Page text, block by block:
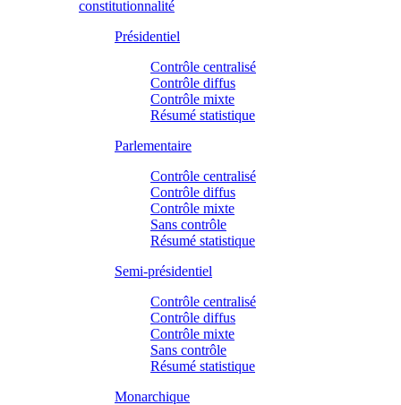
constitutionnalité
Présidentiel
Contrôle centralisé
Contrôle diffus
Contrôle mixte
Résumé statistique
Parlementaire
Contrôle centralisé
Contrôle diffus
Contrôle mixte
Sans contrôle
Résumé statistique
Semi-présidentiel
Contrôle centralisé
Contrôle diffus
Contrôle mixte
Sans contrôle
Résumé statistique
Monarchique